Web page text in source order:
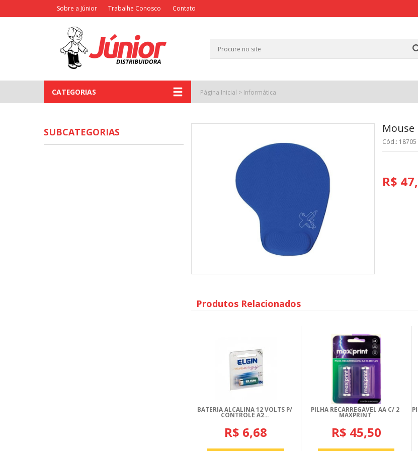
Sobre a Júnior Trabalhe Conosco Contato
CATEGORIAS Página Inicial > Informática
Mouse
Cód.: 18705
R$
Produtos Relacionados
BATERIA ALCALINA 12 VOLTS P/
CONTROLE A2...
R$ 6,68
PILHA RECARREGAVEL AA C/ 2
MAXPRINT
R$ 45,50
SUBCATEGORIAS